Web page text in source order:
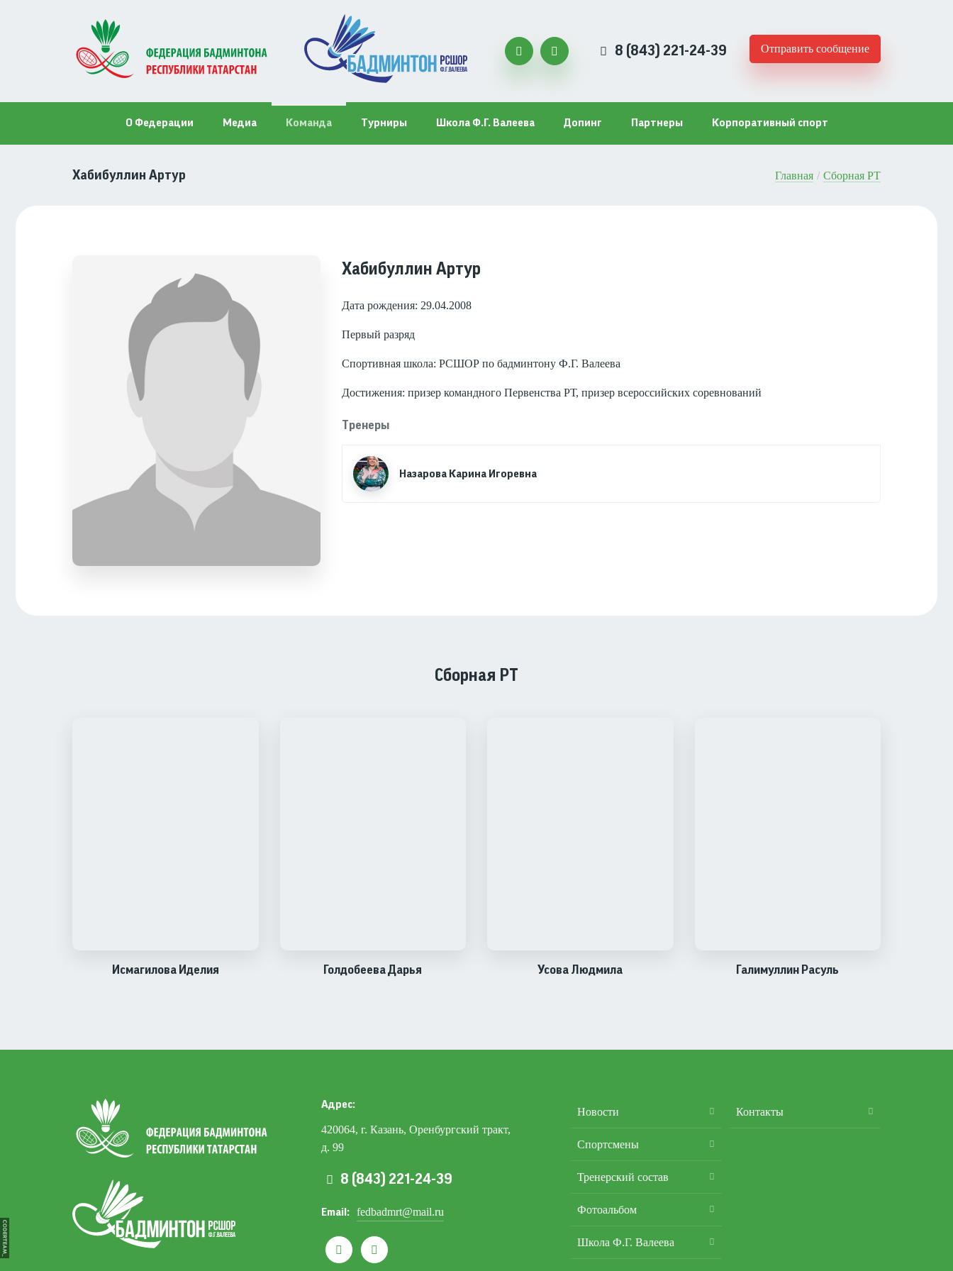
  8 (843) 221-24-39 Отправить сообщение
О Федерации Медиа Команда Турниры Школа Ф.Г. Валеева Допинг Партнеры Корпоративный спорт
Хабибуллин Артур Главная Сборная РТ
Хабибуллин Артур
Дата рождения: 29.04.2008
Первый разряд
Спортивная школа: РСШОР по бадминтону Ф.Г. Валеева
Достижения: призер командного Первенства РТ, призер всероссийских соревнований
Тренеры
Назарова Карина Игоревна
Сборная РТ
Исмагилова Иделия Голдобеева Дарья Усова Людмила Галимуллин Расуль
Адрес
420064, г. Казань, Оренбургский тракт,
д. 99
8 (843) 221-24-39
Email fedbadmrt@mail.ru
 
Подвал
Новости
Спортсмены
Тренерский состав
Фотоальбом
Школа Ф.Г. Валеева
Контакты